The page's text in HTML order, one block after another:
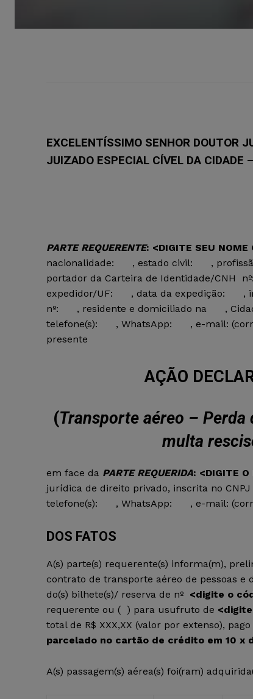
EXCELENTÍSSIMO SENHOR DOUTOR
JUIZADO ESPECIAL CÍVEL DA CIDADE
PARTE REQUERENTE: <DIGITE SEU NOME
nacionalidade:
, estado civil: ,
portador da Carteira de Identidade/CNH nº:
expedidor/UF:
, data da expedição:
,
nº:
, residente e domiciliado na ,
telefone(s):
, WhatsApp:
, e-mail:
presente
AÇÃO
(Transporte aéreo –
multa
em face da PARTE REQUERIDA: <DIGITE O
jurídica de direito privado, inscrita no CNPJ
telefone(s):
, WhatsApp: , e-mail:
DOS FATOS
A(s) parte(s) requerente(s) informa(m),
contrato de transporte aéreo de pessoas
do(s) bilhete(s)/ reserva de nº <digite o
requerente ou ( ) para usufruto de
total de R$ XXX,XX (valor por extenso),
parcelado no cartão de crédito em 10 x
A(s) passagem(s) aérea(s) foi(ram)